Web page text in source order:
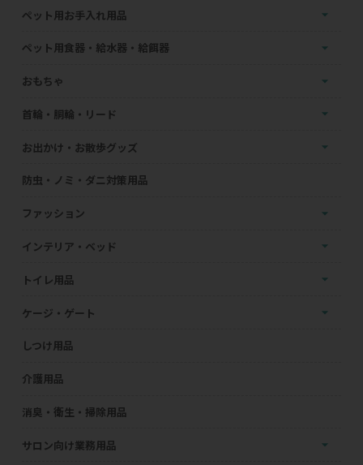
ペット用お手入れ用品
ペット用食器・給水器・給餌器
おもちゃ
首輪・胴輪・リード
お出かけ・お散歩グッズ
防虫・ノミ・ダニ対策用品
ファッション
インテリア・ベッド
トイレ用品
ケージ・ゲート
しつけ用品
介護用品
消臭・衛生・掃除用品
サロン向け業務用品